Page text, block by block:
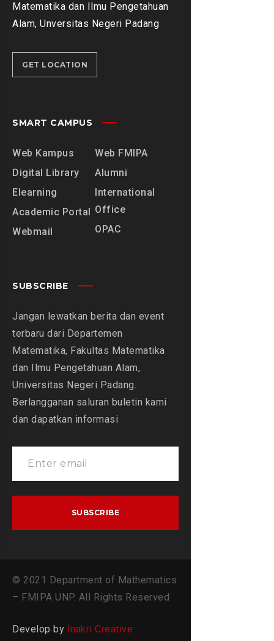
Matematika dan Ilmu Pengetahuan
Alam, Unversitas Negeri Padang
GET LOCATION
SMART CAMPUS
Web Kampus
Digital Library
Elearning
Academic Portal
Webmail
Web FMIPA
Alumni
International
Office
OPAC
SUBSCRIBE
Jangan lewatkan berita dan event
terbaru dari Departemen
Matematika, Fakultas Matematika
dan Ilmu Pengetahuan Alam,
Universitas Negeri Padang.
Berlangganan saluran buletin kami
dan dapatkan informasi
© 2021 Department of Mathematics
– FMIPA UNP. All Rights Reserved
Develop by Inakri Creative